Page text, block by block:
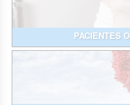
PACIENTES